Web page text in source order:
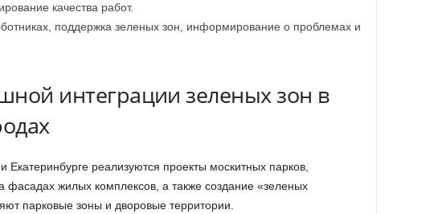
качества работ.
поддержка зеленых зон, информирование о проблемах и
интеграции зеленых зон в
Екатеринбурге реализуются проекты москитных парков,
фасадах жилых комплексов, а также создание «зеленых
парковые зоны и дворовые территории.